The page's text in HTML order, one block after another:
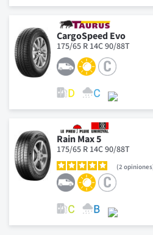
CargoSpeed Evo
175/65 R 14C 90/88T
Rain Max 5
175/65 R 14C 90/88T
2 opiniones